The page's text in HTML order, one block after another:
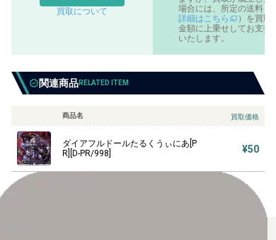
買取について
場合には、所定の送料（
詳細はこちら
）を買取
金額に上乗せしてお支払
いたします。
関連商品RELATED ITEM
商品名 買取価格
ダイアフルドールたるくうぃにあ[P
R][D-PR/998]
¥50